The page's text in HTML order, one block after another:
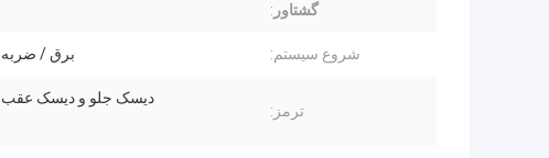
گشتاور :
شروع سیستم: برق / ضربه
ترمز:
دیسک جلو و دیسک عقب